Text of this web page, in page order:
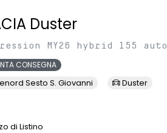
Duster
MY26 hybrid 155 auto
CONSEGNA
Sesto S. Giovanni Duster
di Listino